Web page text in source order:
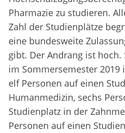
Pharmazie zu studieren.
Zahl der Studienplätze
eine bundesweite
gibt. Der Andrang ist hoch.
im Sommersemester
elf Personen auf einen
Humanmedizin, sechs
Studienplatz in der
Personen auf einen